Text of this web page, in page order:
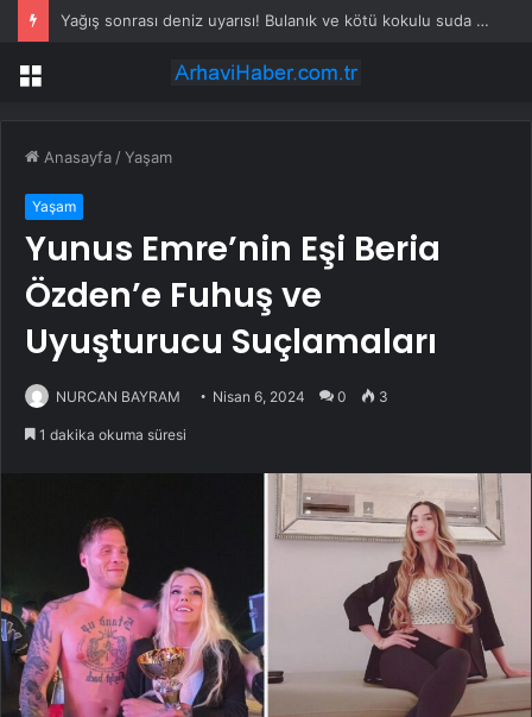
Yağış sonrası deniz uyarısı! Bulanık ve kötü kokulu suda yüzmeyin
Menü
Anasayfa /Yaşam
Yaşam
Yunus Emre’nin Eşi Beria
Özden’e Fuhuş ve
Uyuşturucu Suçlamaları
NURCAN BAYRAM Nisan 6, 2024 0 3
1 dakika okuma süresi